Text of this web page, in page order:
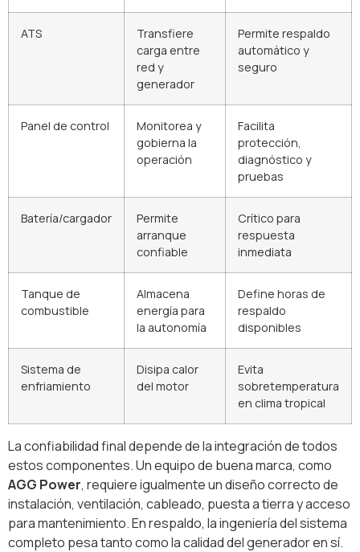
ATS
Transfiere
carga entre
red y
generador
Permite respaldo
automático y
seguro
Panel de control
Monitorea y
gobierna la
operación
Facilita
protección,
diagnóstico y
pruebas
Batería/cargador
Permite
arranque
confiable
Crítico para
respuesta
inmediata
Tanque de
combustible
Almacena
energía para
la autonomía
Define horas de
respaldo
disponibles
Sistema de
enfriamiento
Disipa calor
del motor
Evita
sobretemperatura
en clima tropical
La confiabilidad final depende de la integración de todos
estos componentes. Un equipo de buena marca, como
AGG Power, requiere igualmente un diseño correcto de
instalación, ventilación, cableado, puesta a tierra y acceso
para mantenimiento. En respaldo, la ingeniería del sistema
completo pesa tanto como la calidad del generador en sí.